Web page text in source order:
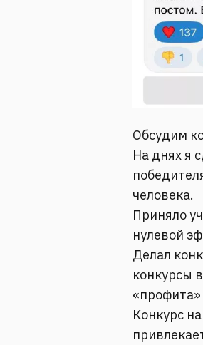
Обсудим
На днях я
человека.
Приняло
нулевой
Делал
конкурсы
«профита»
Конкурс